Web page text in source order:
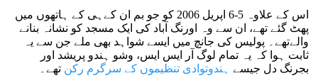
اس کے علاوہ 5-6 اپریل 2006 کو جو بم ان کےہی کے ہاتھوں میں
پھٹ گئے تھے، ان سے وہ اورنگ آباد کی ایک مسجد کو نشانہ بنانے
والےتھے۔ پولیس کی جانچ میں ایسے شواہد بھی ملے جن سے یہ
ثابت ہوا کہ یہ تمام لوگ آر ایس ایس، وشو ہندو پریشد اور
بجرنگ دل جیسے ہندوتوادی تنظیموں کے سرگرم رکن تھے۔